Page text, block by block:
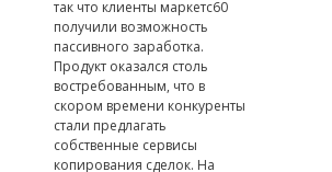
так что клиенты маркетс60
получили возможность
пассивного заработка.
Продукт оказался столь
востребованным, что в
скором времени конкуренты
стали предлагать
собственные сервисы
копирования сделок. На